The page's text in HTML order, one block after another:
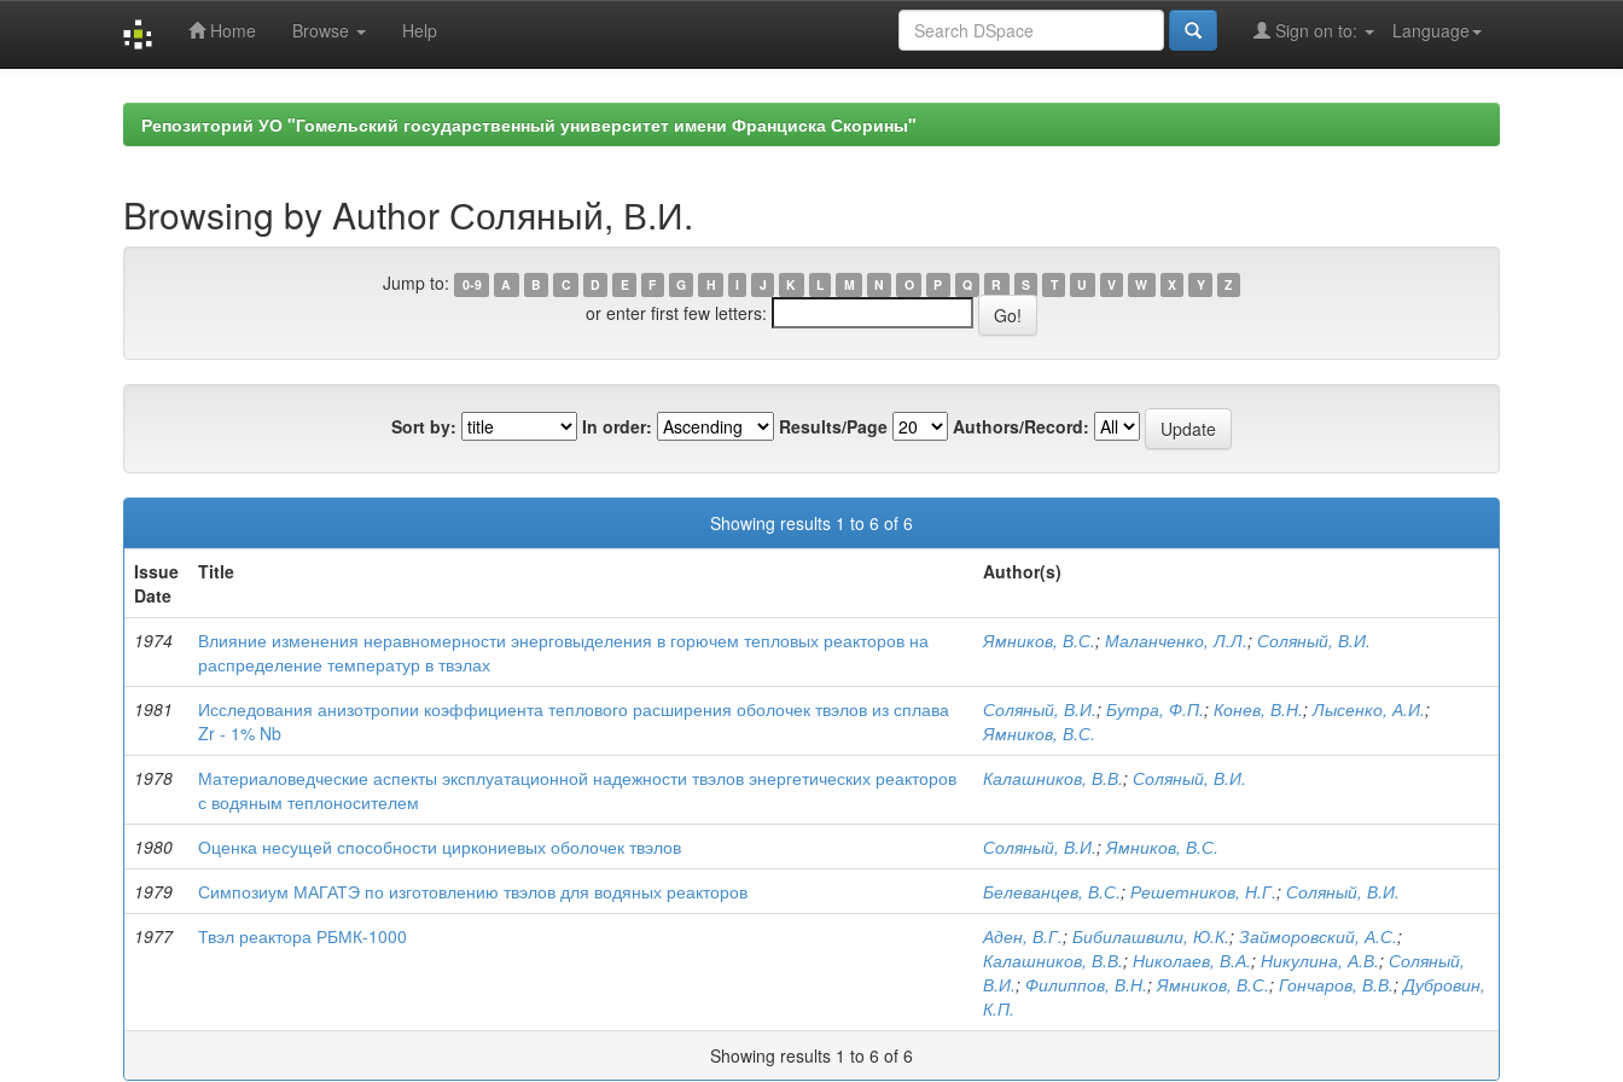
Home Browse Help Language
Sign on to:
Репозиторий УО "Гомельский государственный университет имени Франциска Скорины"
Browsing by Author Соляный, В.И.
Jump to: 0-9 A B C D E F G H I J K L M N O P Q R S T U V W X Y Z
or enter first few letters:
Sort by: In order: Results/Page Authors/Record:
Showing results 1 to 6 of 6
Issue
Date
Title Author(s)
1974
Влияние изменения неравномерности энерговыделения в горючем тепловых реакторов на
распределение температур в твэлах
Ямников, В.С.; Маланченко, Л.Л.; Соляный, В.И.
1981
Исследования анизотропии коэффициента теплового расширения оболочек твэлов из сплава
Zr - 1% Nb
Соляный, В.И.; Бутра, Ф.П.; Конев, В.Н.;Лысенко, А.И.;
Ямников, В.С.
1978
Материаловедческие аспекты эксплуатационной надежности твэлов энергетических реакторов
с водяным теплоносителем
Калашников, В.В.; Соляный, В.И.
1980 Оценка несущей способности циркониевых оболочек твэлов Соляный, В.И.;Ямников, В.С.
1979
Симпозиум МАГАТЭ по изготовлению твэлов для водяных реакторов Белеванцев, В.С.; Решетников, Н.Г.; Соляный, В.И.
1977
Твэл реактора РБМК-1000 Аден, В.Г.; Бибилашвили, Ю.К.; Займоровский, А.С.;
Калашников, В.В.; Николаев, В.А.; Никулина, А.В.; Соляный,
В.И.; Филиппов, В.Н.;Ямников, В.С.; Гончаров, В.В.;Дубровин,
К.П.
Showing results 1 to 6 of 6